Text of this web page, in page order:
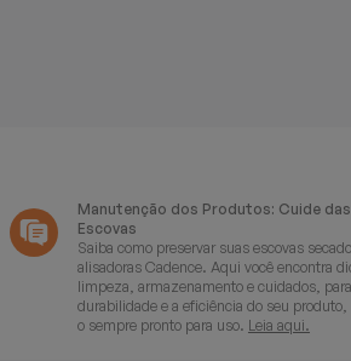
Manutenção dos Produtos: Cuide das
Escovas
Saiba como preservar suas escovas
alisadoras Cadence. Aqui você encontra
limpeza, armazenamento e cuidados,
durabilidade e a eficiência do seu
o sempre pronto para uso. Leia aqui.